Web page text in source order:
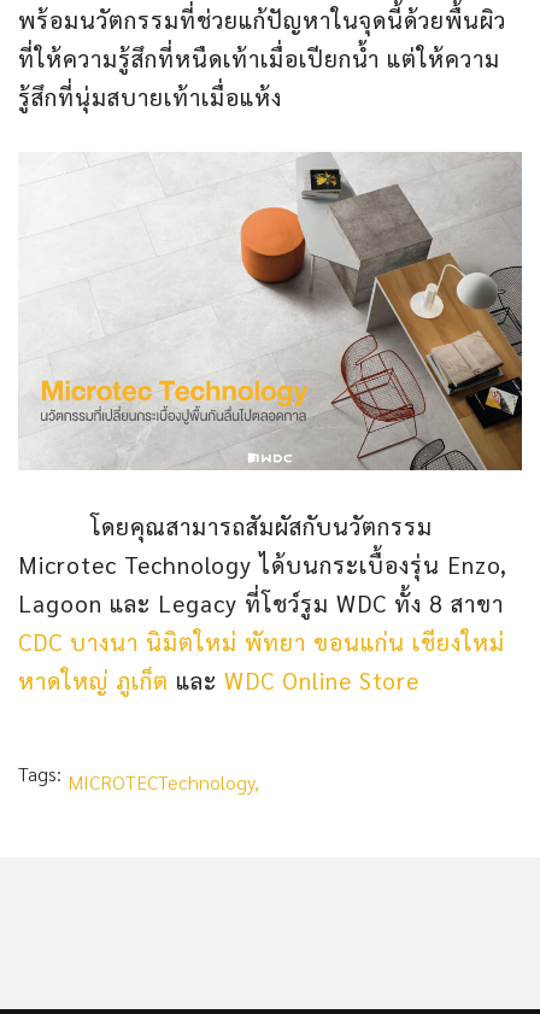
พร้อมนวัตกรรมที่ช่วยแก้ปัญหาในจุดนี้ด้วยพื้นผิว
ที่ให้ความรู้สึกที่หนืดเท้าเมื่อเปียกน้ำ แต่ให้ความ
รู้สึกที่นุ่มสบายเท้าเมื่อแห้ง
โดยคุณสามารถสัมผัสกับนวัตกรรม
Microtec Technology ได้บนกระเบื้องรุ่น Enzo,
Lagoon และ Legacy ที่โชว์รูม WDC ทั้ง 8 สาขา
CDC บางนา นิมิตใหม่ พัทยา ขอนแก่น เชียงใหม่
หาดใหญ่ ภูเก็ต และ WDC Online Store
Tags: MICROTECTechnology,